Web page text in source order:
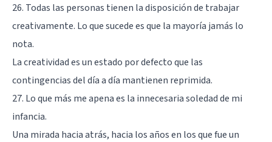
26. Todas las personas tienen la disposición de trabajar
creativamente. Lo que sucede es que la mayoría jamás lo
nota.
La creatividad es un estado por defecto que las
contingencias del día a día mantienen reprimida.
27. Lo que más me apena es la innecesaria soledad de mi
infancia.
Una mirada hacia atrás, hacia los años en los que fue un